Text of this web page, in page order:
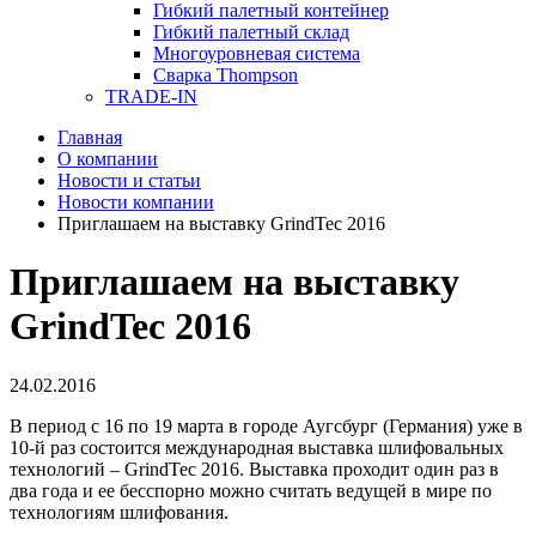
Гибкий палетный контейнер
Гибкий палетный склад
Многоуровневая система
Сварка Thompson
TRADE-IN
Главная
О компании
Новости и статьи
Новости компании
Приглашаем на выставку GrindTec 2016
Приглашаем на выставку
GrindTec 2016
24.02.2016
В период с 16 по 19 марта в городе Аугсбург (Германия) уже в
10-й раз состоится международная выставка шлифовальных
технологий – GrindTec 2016. Выставка проходит один раз в
два года и ее бесспорно можно считать ведущей в мире по
технологиям шлифования.